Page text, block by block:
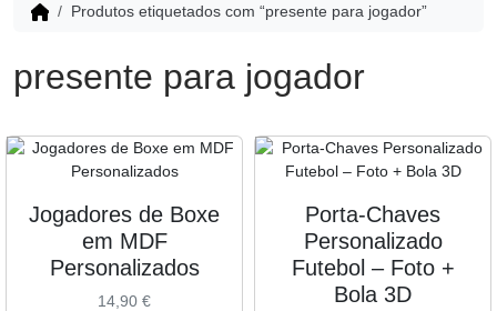
Produtos etiquetados com “presente para jogador”
presente para jogador
Jogadores de Boxe
em MDF
Personalizados
14,90 €
Porta-Chaves
Personalizado
Futebol – Foto +
Bola 3D